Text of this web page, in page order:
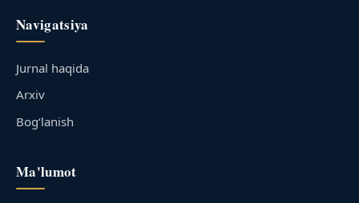
Navigatsiya
Jurnal haqida
Arxiv
Bog‘lanish
Ma'lumot